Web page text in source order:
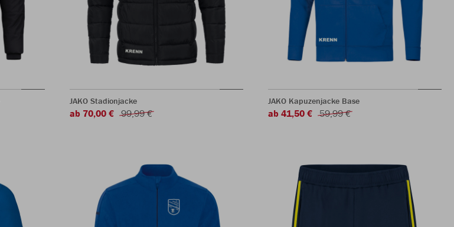
JAKO Stadionjacke
ab 70,00 € 99,99 €
JAKO Kapuzenjacke Base
ab 41,50 € 59,99 €